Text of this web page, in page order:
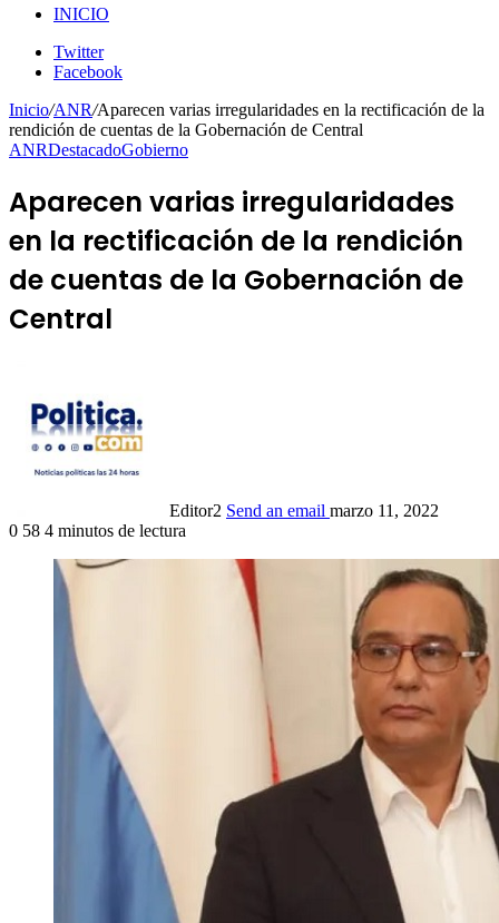
INICIO
Twitter
Facebook
Inicio/ANR/Aparecen varias irregularidades en la rectificación de la
rendición de cuentas de la Gobernación de Central
ANRDestacadoGobierno
Aparecen varias irregularidades
en la rectificación de la rendición
de cuentas de la Gobernación de
Central
Editor2 Send an email marzo 11, 2022
0 58 4 minutos de lectura